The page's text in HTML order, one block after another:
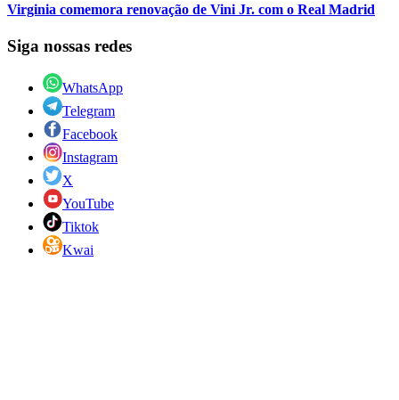
Virginia comemora renovação de Vini Jr. com o Real Madrid
Siga nossas redes
WhatsApp
Telegram
Facebook
Instagram
X
YouTube
Tiktok
Kwai